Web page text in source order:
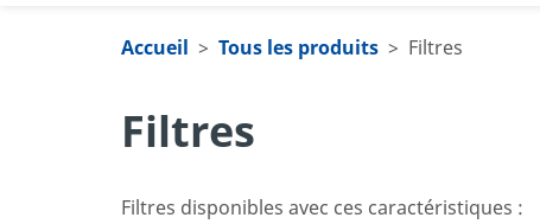
Accueil Tous les produits Filtres
Filtres
Filtres disponibles avec ces caractéristiques :